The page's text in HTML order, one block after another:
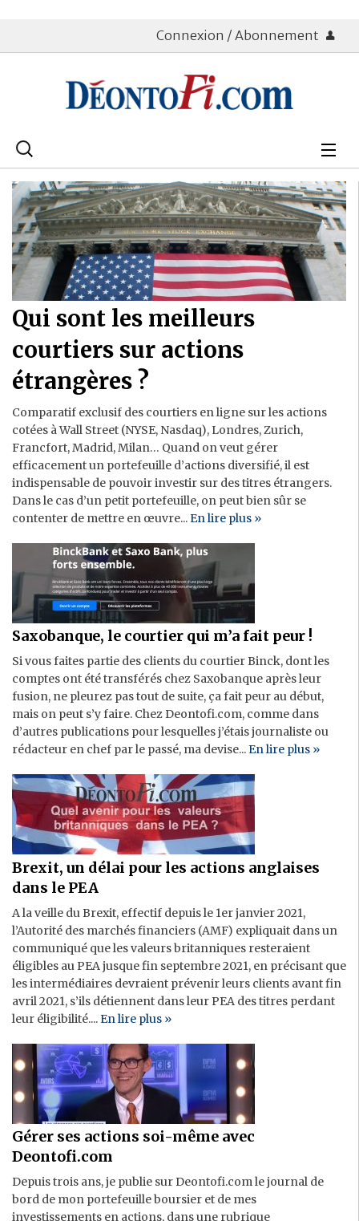
Connexion / Abonnement
Rechercher
Déontologie
Bourse
Placements
Assurance Vie
Patrimoine
Qui sont les meilleurs
courtiers sur actions
étrangères ?
Comparatif exclusif des courtiers en ligne sur les actions
cotées à Wall Street (NYSE, Nasdaq), Londres, Zurich,
Francfort, Madrid, Milan… Quand on veut gérer
efficacement un portefeuille d’actions diversifié, il est
indispensable de pouvoir investir sur des titres étrangers.
Dans le cas d’un petit portefeuille, on peut bien sûr se
contenter de mettre en œuvre...En lire plus »
Saxobanque, le courtier qui m’a fait peur !
Si vous faites partie des clients du courtier Binck, dont les
comptes ont été transférés chez Saxobanque après leur
fusion, ne pleurez pas tout de suite, ça fait peur au début,
mais on peut s’y faire. Chez Deontofi.com, comme dans
d’autres publications pour lesquelles j’étais journaliste ou
rédacteur en chef par le passé, ma devise...En lire plus »
Brexit, un délai pour les actions anglaises
dans le PEA
A la veille du Brexit, effectif depuis le 1er janvier 2021,
l’Autorité des marchés financiers (AMF) expliquait dans un
communiqué que les valeurs britanniques resteraient
éligibles au PEA jusque fin septembre 2021, en précisant que
les intermédiaires devraient prévenir leurs clients avant fin
avril 2021, s’ils détiennent dans leur PEA des titres perdant
leur éligibilité....En lire plus »
Gérer ses actions soi-même avec
Deontofi.com
Depuis trois ans, je publie sur Deontofi.com le journal de
bord de mon portefeuille boursier et de mes
investissements en actions, dans une rubrique